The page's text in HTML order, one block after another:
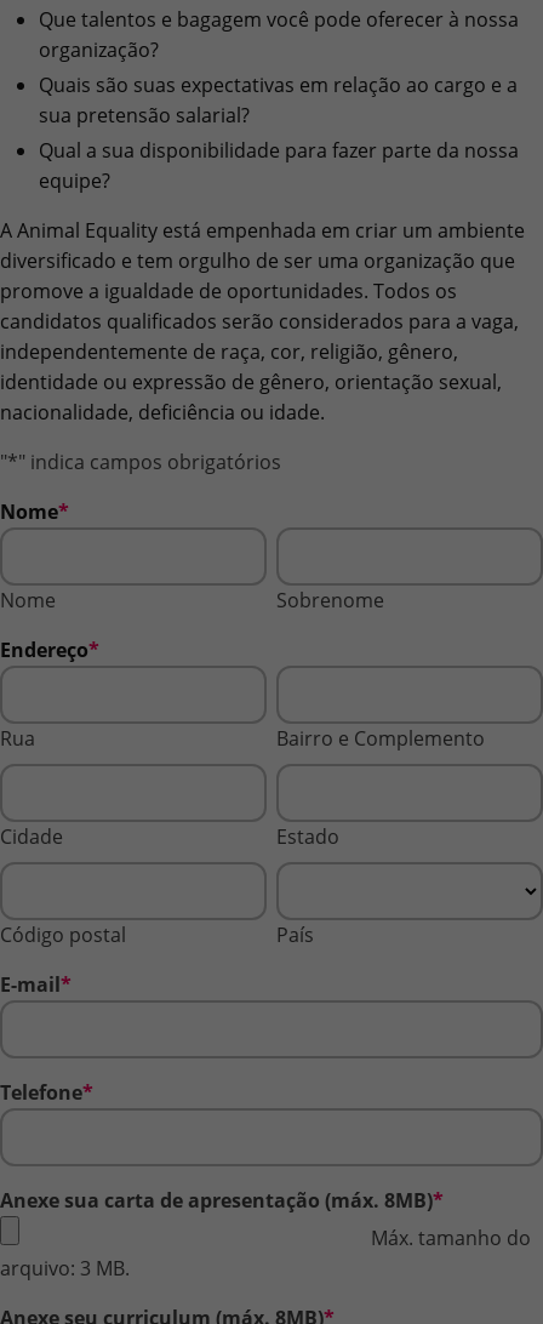
Que talentos e bagagem você pode oferecer à nossa
organização?
Quais são suas expectativas em relação ao cargo e a
sua pretensão salarial?
Qual a sua disponibilidade para fazer parte da nossa
equipe?
A Animal Equality está empenhada em criar um ambiente
diversificado e tem orgulho de ser uma organização que
promove a igualdade de oportunidades. Todos os
candidatos qualificados serão considerados para a vaga,
independentemente de raça, cor, religião, gênero,
identidade ou expressão de gênero, orientação sexual,
nacionalidade, deficiência ou idade.
"*" indica campos obrigatórios
Nome*
Nome
Sobrenome
Endereço*
Rua Bairro e Complemento
Cidade Estado
Código postal
País
E-mail*
Telefone*
Anexe sua carta de apresentação (máx. 8MB)*
Máx. tamanho do
arquivo: 3 MB.
Anexe seu curriculum (máx. 8MB)*